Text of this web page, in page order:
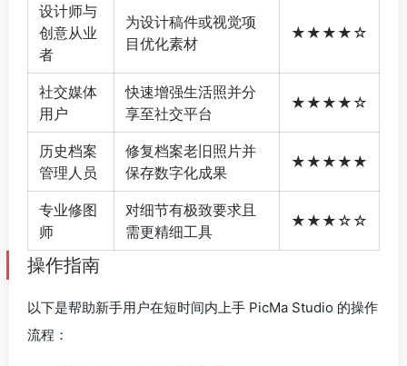
设计师与
创意从业
者
为设计稿件或视觉项
目优化素材
★★★★☆
社交媒体
用户
快速增强生活照并分
享至社交平台
★★★★☆
历史档案
管理人员
修复档案老旧照片并
保存数字化成果
★★★★★
专业修图
师
对细节有极致要求且
需更精细工具
★★★☆☆
操作指南
以下是帮助新手用户在短时间内上手 PicMa Studio 的操作
流程：